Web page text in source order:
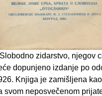
zidarstvo, njegov
dopunjeno izdanje po
Knjiga je zamišljena
svom neposvečenom